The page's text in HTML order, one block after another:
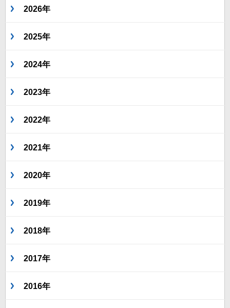
2026年
2025年
2024年
2023年
2022年
2021年
2020年
2019年
2018年
2017年
2016年